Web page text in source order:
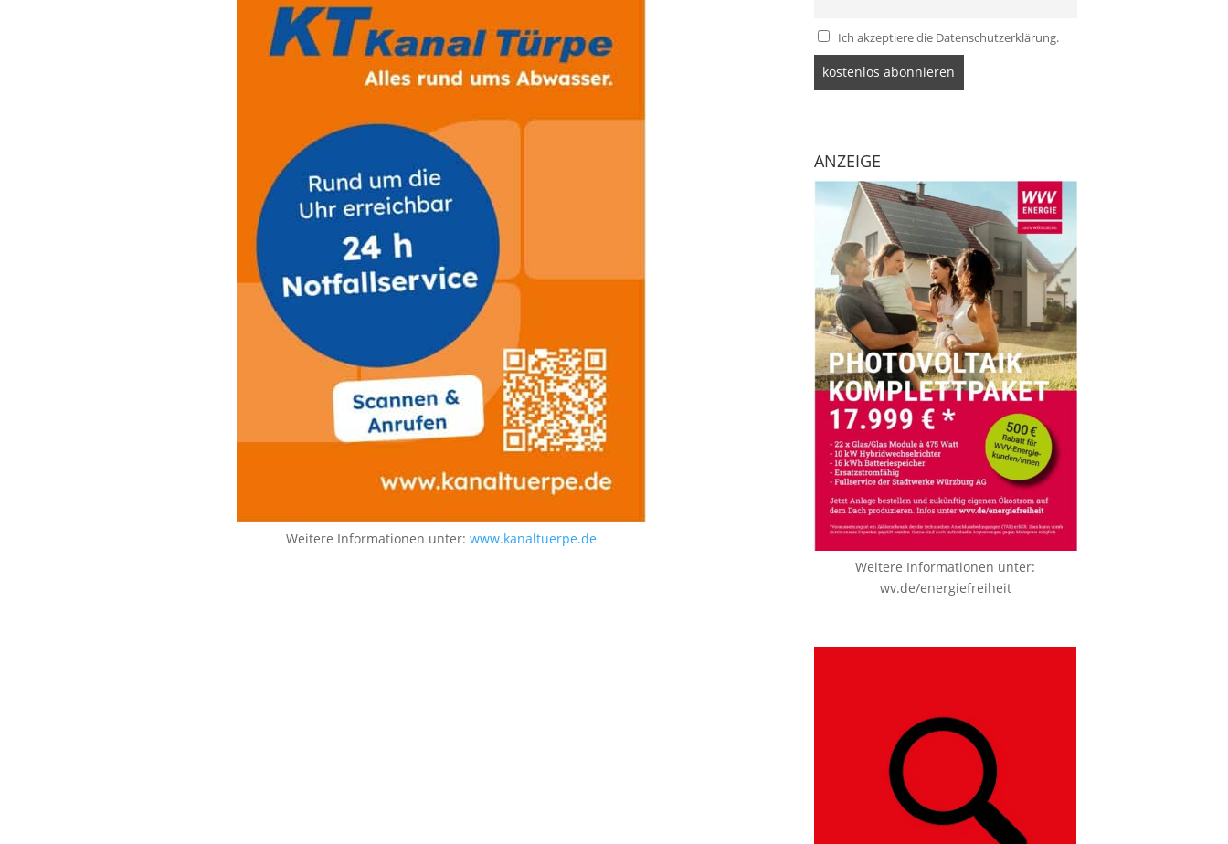
Weitere Informationen unter: www.kanaltuerpe.de
Ich akzeptiere die Datenschutzerklärung.
ANZEIGE
Weitere Informationen unter:
wv.de/energiefreiheit